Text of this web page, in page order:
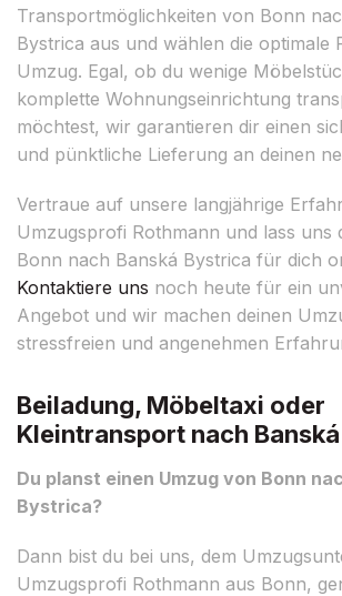
Transportmöglichkeiten von Bonn
Bystrica aus und wählen die optimale
Umzug. Egal, ob du wenige
komplette Wohnungseinrichtung
möchtest, wir garantieren dir einen
und pünktliche Lieferung an deinen
Vertraue auf unsere langjährige
Umzugsprofi Rothmann und lass uns
Bonn nach Banská Bystrica für dich
Kontaktiere uns noch heute für ein
Angebot und wir machen deinen
stressfreien und angenehmen
Beiladung, Möbeltaxi oder
Kleintransport nach
Du planst einen Umzug von Bonn
Bystrica?
Dann bist du bei uns, dem
Umzugsprofi Rothmann aus Bonn,